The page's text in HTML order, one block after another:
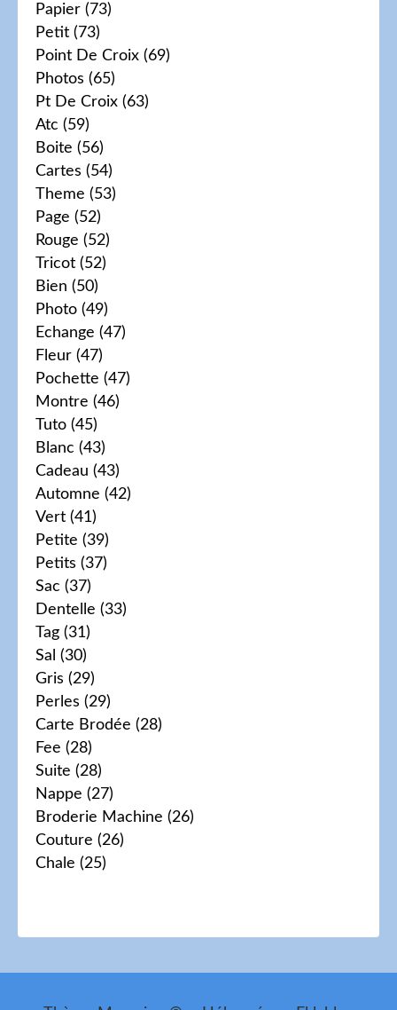
Papier (73)
Petit (73)
Point De Croix (69)
Photos (65)
Pt De Croix (63)
Atc (59)
Boite (56)
Cartes (54)
Theme (53)
Page (52)
Rouge (52)
Tricot (52)
Bien (50)
Photo (49)
Echange (47)
Fleur (47)
Pochette (47)
Montre (46)
Tuto (45)
Blanc (43)
Cadeau (43)
Automne (42)
Vert (41)
Petite (39)
Petits (37)
Sac (37)
Dentelle (33)
Tag (31)
Sal (30)
Gris (29)
Perles (29)
Carte Brodée (28)
Fee (28)
Suite (28)
Nappe (27)
Broderie Machine (26)
Couture (26)
Chale (25)